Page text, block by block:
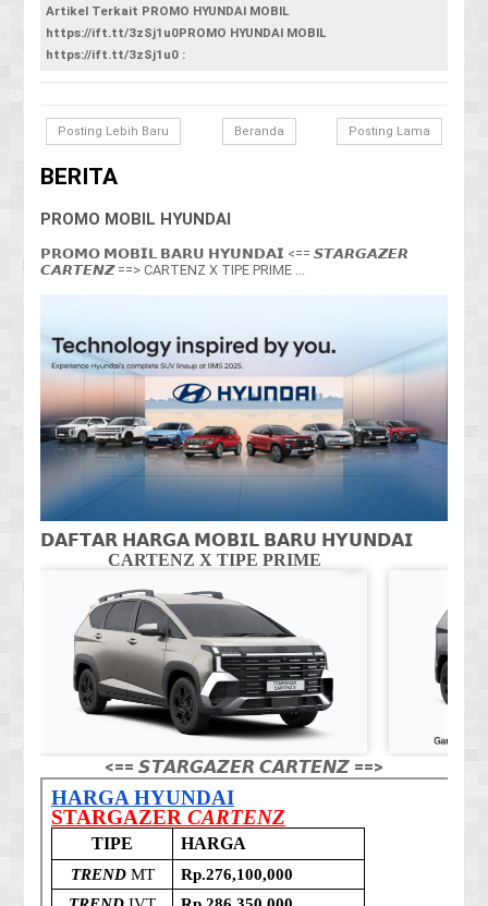
Artikel Terkait PROMO HYUNDAI MOBIL
https://ift.tt/3zSj1u0PROMO HYUNDAI MOBIL
https://ift.tt/3zSj1u0 :
Posting Lebih Baru Posting Lama
Beranda
BERITA
PROMO MOBIL HYUNDAI
𝗣𝗥𝗢𝗠𝗢 𝗠𝗢𝗕𝗜𝗟 𝗕𝗔𝗥𝗨 𝗛𝗬𝗨𝗡𝗗𝗔𝗜 <== 𝙎𝙏𝘼𝙍𝙂𝘼𝙕𝙀𝙍
𝘾𝘼𝙍𝙏𝙀𝙉𝙕 ==> CARTENZ X TIPE PRIME ...
𝗗𝗔𝗙𝗧𝗔𝗥 𝗛𝗔𝗥𝗚𝗔 𝗠𝗢𝗕𝗜𝗟 𝗕𝗔𝗥𝗨 𝗛𝗬𝗨𝗡𝗗𝗔𝗜
CARTENZ X TIPE PRIME
<== 𝙎𝙏𝘼𝙍𝙂𝘼𝙕𝙀𝙍 𝘾𝘼𝙍𝙏𝙀𝙉𝙕 ==>